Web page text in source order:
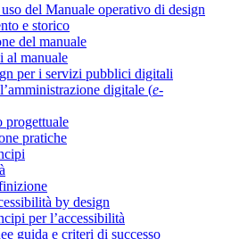
del Manuale operativo di design
e storico
del manuale
al manuale
per i servizi pubblici digitali
digitale (e-
progettuale
pratiche
by design
per l’accessibilità
guida e criteri di successo